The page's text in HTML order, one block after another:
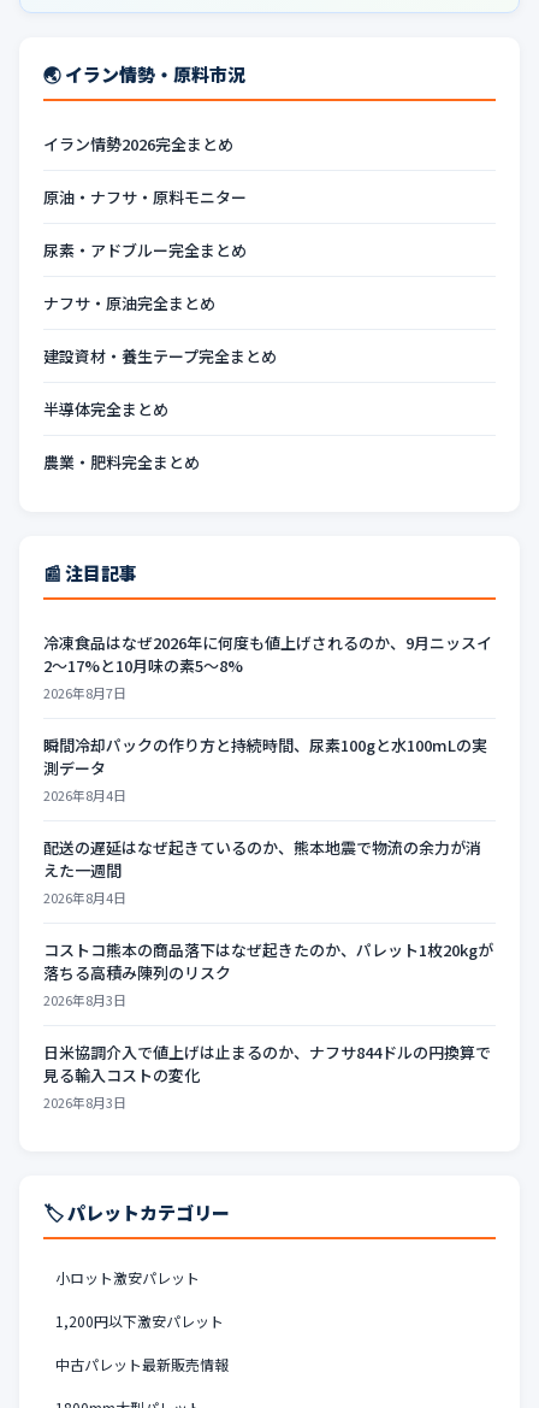
🌏 イラン情勢・原料市況
イラン情勢2026完全まとめ
原油・ナフサ・原料モニター
尿素・アドブルー完全まとめ
ナフサ・原油完全まとめ
建設資材・養生テープ完全まとめ
半導体完全まとめ
農業・肥料完全まとめ
📰 注目記事
冷凍食品はなぜ2026年に何度も値上げされるのか、9月ニッスイ
2〜17%と10月味の素5〜8%
2026年8月7日
瞬間冷却パックの作り方と持続時間、尿素100gと水100mLの実
測データ
2026年8月4日
配送の遅延はなぜ起きているのか、熊本地震で物流の余力が消
えた一週間
2026年8月4日
コストコ熊本の商品落下はなぜ起きたのか、パレット1枚20kgが
落ちる高積み陳列のリスク
2026年8月3日
日米協調介入で値上げは止まるのか、ナフサ844ドルの円換算で
見る輸入コストの変化
2026年8月3日
🏷️ パレットカテゴリー
小ロット激安パレット
1,200円以下激安パレット
中古パレット最新販売情報